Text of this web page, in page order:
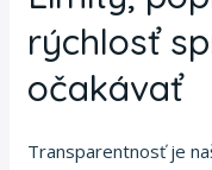
rýchlosť
očakávať
Transparentnosť je